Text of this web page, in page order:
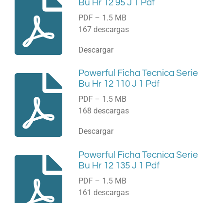
Bu Hr 12 95 J 1 Pdf
PDF – 1.5 MB
167 descargas
Descargar
Powerful Ficha Tecnica Serie
Bu Hr 12 110 J 1 Pdf
PDF – 1.5 MB
168 descargas
Descargar
Powerful Ficha Tecnica Serie
Bu Hr 12 135 J 1 Pdf
PDF – 1.5 MB
161 descargas